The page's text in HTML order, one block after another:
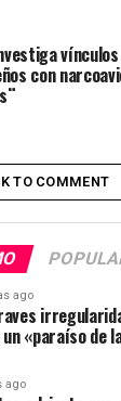
con
TO COMMENT
ago
«paraíso de
ago